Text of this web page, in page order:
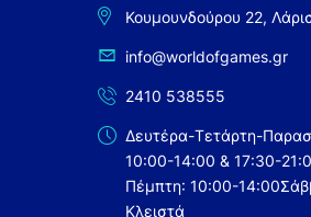
Κουμουνδούρου 22,
info@worldofgames.gr
2410 538555
Δευτέρα-Τετάρτη-
10:00-14:00 & 17:30-
Πέμπτη: 10:00-14:00
Κλειστά